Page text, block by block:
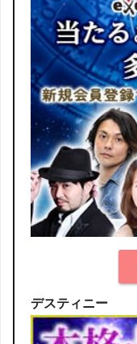
デスティニー